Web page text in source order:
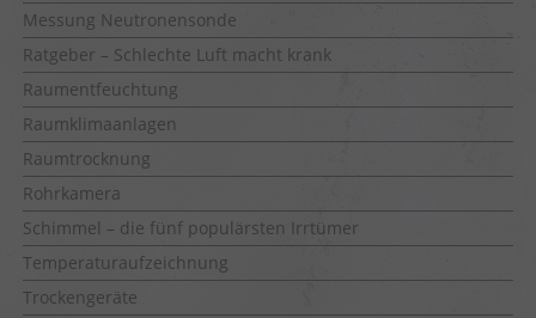
Messung Neutronensonde
Ratgeber – Schlechte Luft macht krank
Raumentfeuchtung
Raumklimaanlagen
Raumtrocknung
Rohrkamera
Schimmel – die fünf populärsten Irrtümer
Temperaturaufzeichnung
Trockengeräte